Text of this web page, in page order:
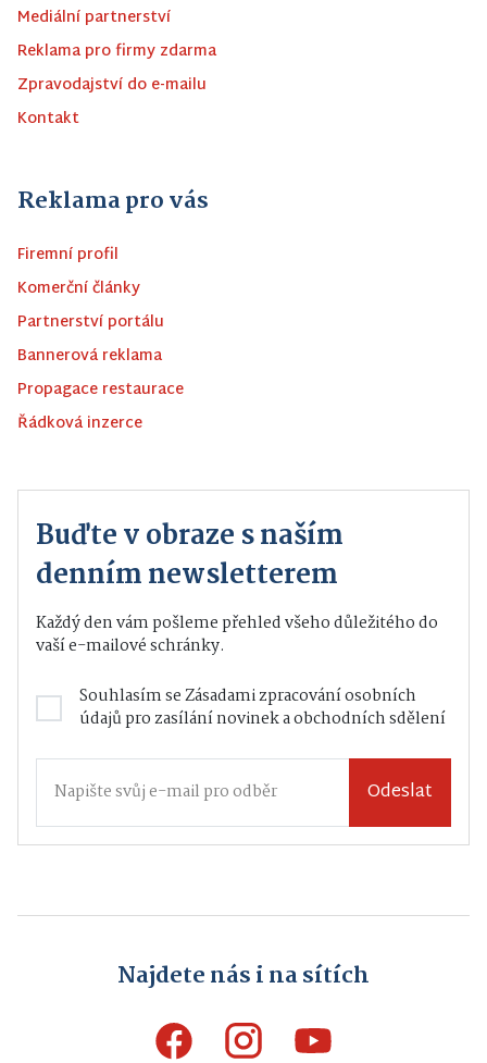
Mediální partnerství
Reklama pro firmy zdarma
Zpravodajství do e-mailu
Kontakt
Reklama pro vás
Firemní profil
Komerční články
Partnerství portálu
Bannerová reklama
Propagace restaurace
Řádková inzerce
Buďte v obraze s naším
denním newsletterem
Každý den vám pošleme přehled všeho důležitého do
vaší e-mailové schránky.
Souhlasím seZásadami zpracování osobních
údajůpro zasílání novinek a obchodních sdělení
Odeslat
Najdete nás i na sítích